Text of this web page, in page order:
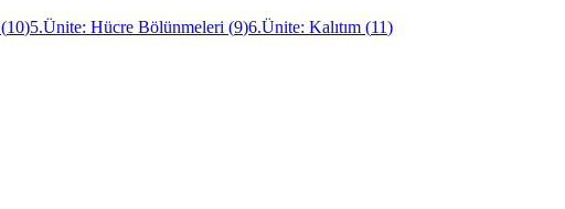
(10)5.Ünite: Hücre Bölünmeleri (9)6.Ünite: Kalıtım (11)